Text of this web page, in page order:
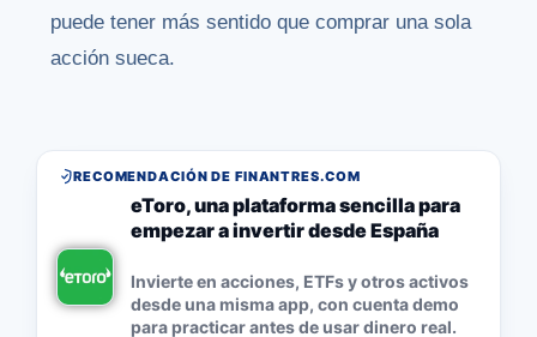
puede tener más sentido que comprar una sola
acción sueca.
RECOMENDACIÓN DE FINANTRES.COM
eToro, una plataforma sencilla para
empezar a invertir desde España
Invierte en acciones, ETFs y otros activos
desde una misma app, con cuenta demo
para practicar antes de usar dinero real.